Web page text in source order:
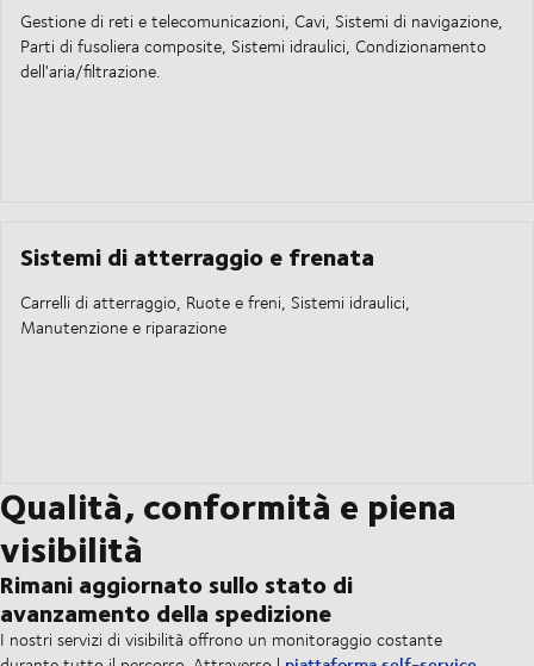
Gestione di reti e telecomunicazioni, Cavi, Sistemi di navigazione,
Parti di fusoliera composite, Sistemi idraulici, Condizionamento
dell'aria/filtrazione.
Sistemi di atterraggio e frenata
Carrelli di atterraggio, Ruote e freni, Sistemi idraulici,
Manutenzione e riparazione
Qualità, conformità e piena
visibilità
Rimani aggiornato sullo stato di
avanzamento della spedizione
I nostri servizi di visibilità offrono un monitoraggio costante